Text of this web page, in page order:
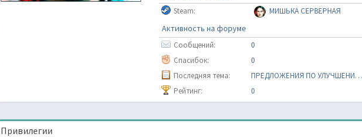
Steam: МИШЬКА СЕРВЕРНАЯ
Активность на форуме
Сообщений:
0
Спасибок:
0
Последняя тема:
ПРЕДЛОЖЕНИЯ ПО УЛУЧШЕНИЮ СЕРВЕРА
Рейтинг:
0
Привилегии